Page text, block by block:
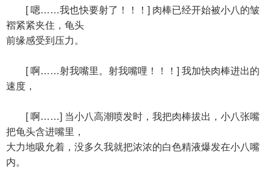
[ 嗯……我也快要射了！！！] 肉棒已经开始被小八的皱
褶紧紧夹住，龟头
前缘感受到压力。
[ 啊……射我嘴里。射我嘴哩！！！] 我加快肉棒进出的
速度，
[ 啊……] 当小八高潮喷发时，我把肉棒拔出，小八张嘴
把龟头含进嘴里，
大力地吸允着，没多久我就把浓浓的白色精液爆发在小八嘴
内。